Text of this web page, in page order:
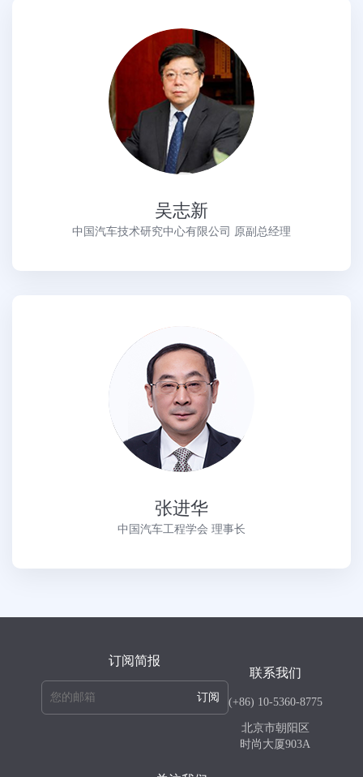
吴志新
中国汽车技术研究中心有限公司 原副总经理
张进华
中国汽车工程学会 理事长
订阅简报
订阅
联系我们
(+86) 10-5360-8775
北京市朝阳区
时尚大厦903A